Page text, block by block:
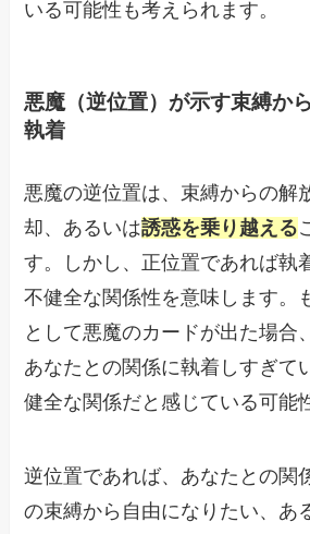
いる可能性も考えられます。
悪魔（逆位置）が示す束縛か
執着
悪魔の逆位置は、束縛からの解
却、あるいは誘惑を乗り越える
す。しかし、正位置であれば執
不健全な関係性を意味します。
として悪魔のカードが出た場合
あなたとの関係に執着しすぎて
健全な関係だと感じている可能
逆位置であれば、あなたとの関
の束縛から自由になりたい、あ